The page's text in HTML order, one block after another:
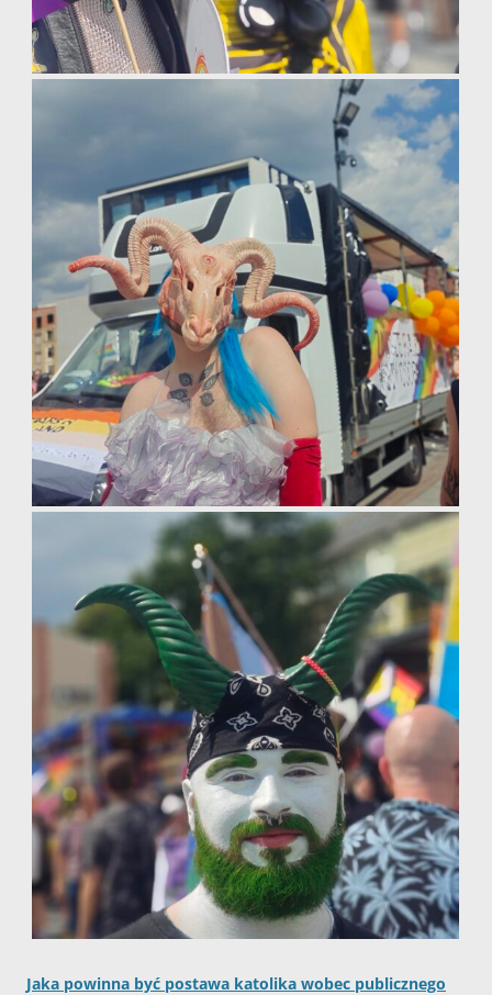
Jaka powinna być postawa katolika wobec publicznego